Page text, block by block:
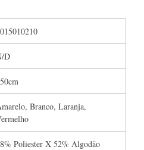
D
Branco, Laranja,
Poliester X 52% Algodão
André
rápido. recomendo
Freire
chegará a segunda encomenda
certamente❤️